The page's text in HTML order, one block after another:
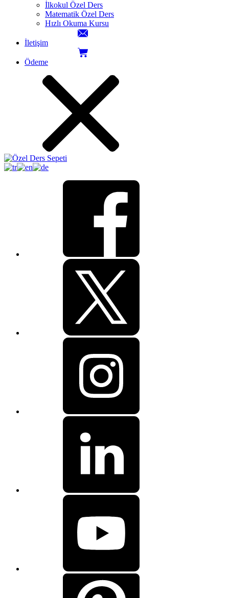
İlkokul Özel Ders
Matematik Özel Ders
Hızlı Okuma Kursu
İletişim
Ödeme